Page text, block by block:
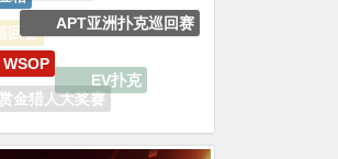
传奇扑克
年华
回赛
EV扑克
金猎人大奖赛